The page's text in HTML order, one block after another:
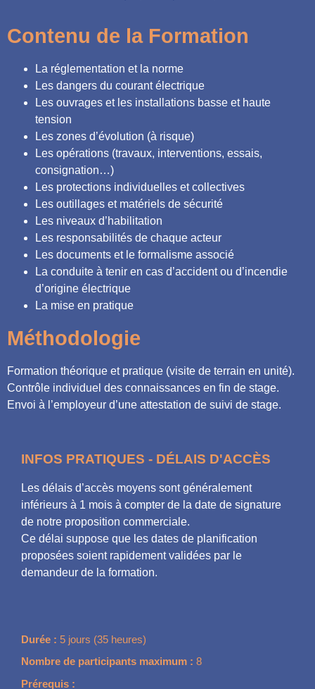
Contenu de la Formation
La réglementation et la norme
Les dangers du courant électrique
Les ouvrages et les installations basse et haute
tension
Les zones d’évolution (à risque)
Les opérations (travaux, interventions, essais,
consignation…)
Les protections individuelles et collectives
Les outillages et matériels de sécurité
Les niveaux d’habilitation
Les responsabilités de chaque acteur
Les documents et le formalisme associé
La conduite à tenir en cas d’accident ou d’incendie
d’origine électrique
La mise en pratique
Méthodologie
Formation théorique et pratique (visite de terrain en unité).
Contrôle individuel des connaissances en fin de stage.
Envoi à l’employeur d’une attestation de suivi de stage.
INFOS PRATIQUES - DÉLAIS D'ACCÈS
Les délais d’accès moyens sont généralement
inférieurs à 1 mois à compter de la date de signature
de notre proposition commerciale.
Ce délai suppose que les dates de planification
proposées soient rapidement validées par le
demandeur de la formation.
Durée : 5 jours (35 heures)
Nombre de participants maximum : 8
Prérequis :